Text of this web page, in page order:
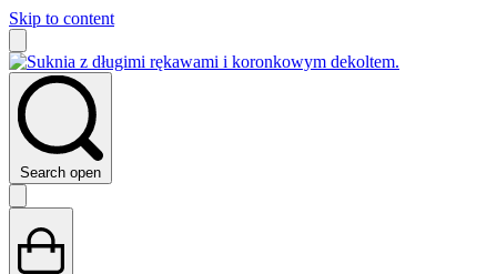
Skip to content
Search open